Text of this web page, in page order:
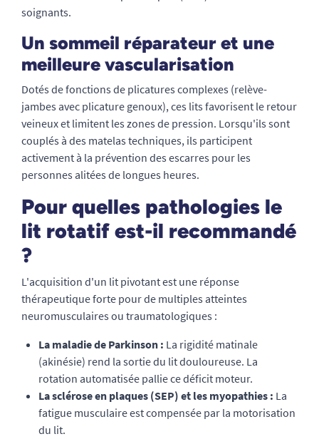
soignants.
Un sommeil réparateur et une
meilleure vascularisation
Dotés de fonctions de plicatures complexes (relève-
jambes avec plicature genoux), ces lits favorisent le retour
veineux et limitent les zones de pression. Lorsqu'ils sont
couplés à des matelas techniques, ils participent
activement à la prévention des escarres pour les
personnes alitées de longues heures.
Pour quelles pathologies le
lit rotatif est-il recommandé
?
L'acquisition d'un lit pivotant est une réponse
thérapeutique forte pour de multiples atteintes
neuromusculaires ou traumatologiques :
La maladie de Parkinson : La rigidité matinale
(akinésie) rend la sortie du lit douloureuse. La
rotation automatisée pallie ce déficit moteur.
La sclérose en plaques (SEP) et les myopathies : La
fatigue musculaire est compensée par la motorisation
du lit.